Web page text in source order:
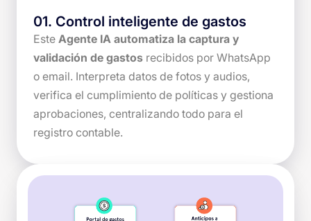
01. Control inteligente de gastos
Este Agente IA automatiza la captura y
validación de gastos recibidos por WhatsApp
o email. Interpreta datos de fotos y audios,
verifica el cumplimiento de políticas y gestiona
aprobaciones, centralizando todo para el
registro contable.